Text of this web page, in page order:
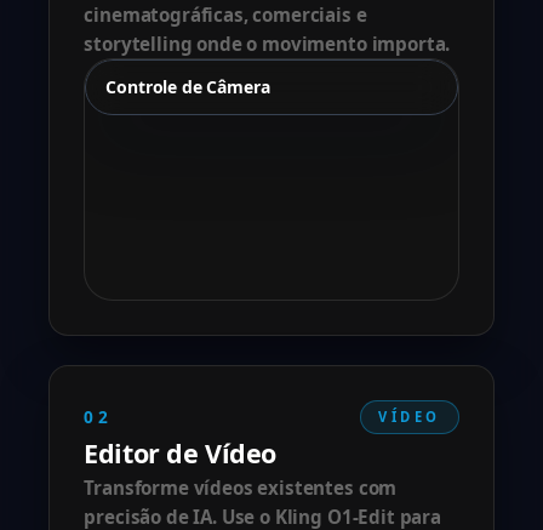
cinematográficas, comerciais e
storytelling onde o movimento importa.
Controle de Câmera
02 VÍDEO
Editor de Vídeo
Transforme vídeos existentes com
precisão de IA. Use o Kling O1-Edit para